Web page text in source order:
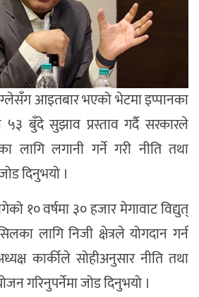
आइतबार भएको भेटमा इप्पानका
बुँदे सुझाव प्रस्ताव गर्दै सरकारले
लागि लगानी गर्ने गरी नीति तथा
दिनुभयो ।
१० वर्षमा ३० हजार मेगावाट विद्युत्
लागि निजी क्षेत्रले योगदान गर्न
कार्कीले सोहीअनुसार नीति तथा
गरिनुपर्नेमा जोड दिनुभयो ।